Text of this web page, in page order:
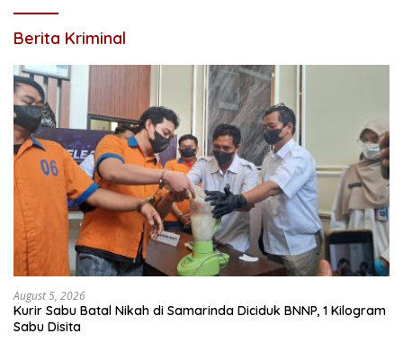
Berita Kriminal
August 5, 2026
Kurir Sabu Batal Nikah di Samarinda Diciduk BNNP, 1 Kilogram
Sabu Disita